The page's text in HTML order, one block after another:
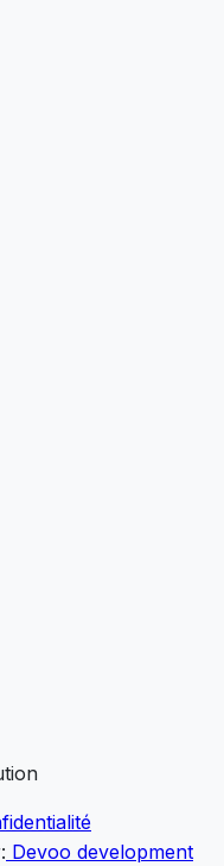
Devoo development